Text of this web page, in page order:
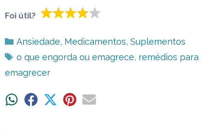
Foi útil?
Categorias
Ansiedade, Medicamentos, Suplementos
Tags
o que engorda ou emagrece, remédios para
emagrecer
ShareShare ShareShareShare